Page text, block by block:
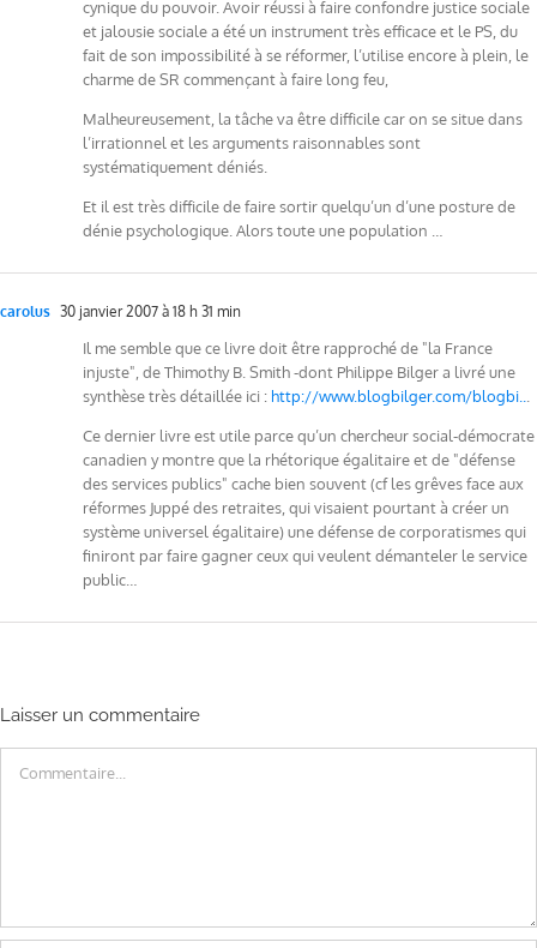
cynique du pouvoir. Avoir réussi à faire confondre justice sociale
et jalousie sociale a été un instrument très efficace et le PS, du
fait de son impossibilité à se réformer, l’utilise encore à plein, le
charme de SR commençant à faire long feu,
Malheureusement, la tâche va être difficile car on se situe dans
l’irrationnel et les arguments raisonnables sont
systématiquement déniés.
Et il est très difficile de faire sortir quelqu’un d’une posture de
dénie psychologique. Alors toute une population …
carolus 30 janvier 2007 à 18 h 31 min
Il me semble que ce livre doit être rapproché de "la France
injuste", de Thimothy B. Smith -dont Philippe Bilger a livré une
synthèse très détaillée ici : http://www.blogbilger.com/blogbi..
Ce dernier livre est utile parce qu’un chercheur social-démocrate
canadien y montre que la rhétorique égalitaire et de "défense
des services publics" cache bien souvent (cf les grêves face aux
réformes Juppé des retraites, qui visaient pourtant à créer un
système universel égalitaire) une défense de corporatismes qui
finiront par faire gagner ceux qui veulent démanteler le service
public…
Laisser un commentaire